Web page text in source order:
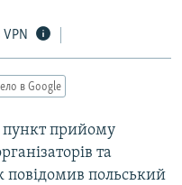
в Google
пункт прийому
та
повідомив польський